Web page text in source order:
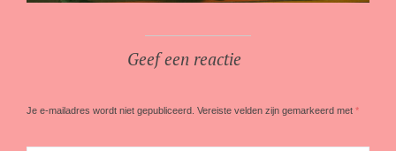
Geef een reactie
Je e-mailadres wordt niet gepubliceerd. Vereiste velden zijn gemarkeerd met *